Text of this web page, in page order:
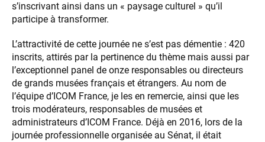
s’inscrivant ainsi dans un « paysage culturel » qu’il
participe à transformer.
L’attractivité de cette journée ne s’est pas démentie : 420
inscrits, attirés par la pertinence du thème mais aussi par
l’exceptionnel panel de onze responsables ou directeurs
de grands musées français et étrangers. Au nom de
l’équipe d’ICOM France, je les en remercie, ainsi que les
trois modérateurs, responsables de musées et
administrateurs d’ICOM France. Déjà en 2016, lors de la
journée professionnelle organisée au Sénat, il était